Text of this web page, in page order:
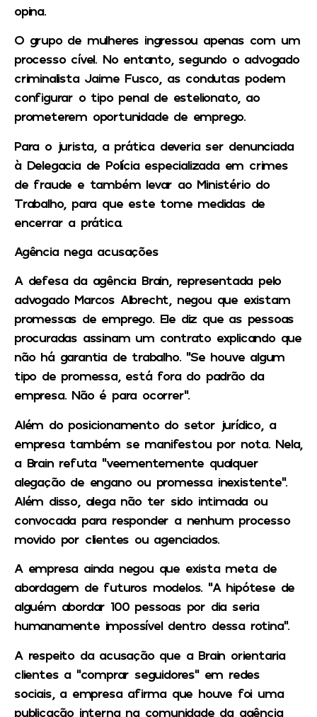
opina.
O grupo de mulheres ingressou apenas com um
processo cível. No entanto, segundo o advogado
criminalista Jaime Fusco, as condutas podem
configurar o tipo penal de estelionato, ao
prometerem oportunidade de emprego.
Para o jurista, a prática deveria ser denunciada
à Delegacia de Polícia especializada em crimes
de fraude e também levar ao Ministério do
Trabalho, para que este tome medidas de
encerrar a prática.
Agência nega acusações
A defesa da agência Brain, representada pelo
advogado Marcos Albrecht, negou que existam
promessas de emprego. Ele diz que as pessoas
procuradas assinam um contrato explicando que
não há garantia de trabalho. “Se houve algum
tipo de promessa, está fora do padrão da
empresa. Não é para ocorrer”.
Além do posicionamento do setor jurídico, a
empresa também se manifestou por nota. Nela,
a Brain refuta “veementemente qualquer
alegação de engano ou promessa inexistente”.
Além disso, alega não ter sido intimada ou
convocada para responder a nenhum processo
movido por clientes ou agenciados.
A empresa ainda negou que exista meta de
abordagem de futuros modelos. “A hipótese de
alguém abordar 100 pessoas por dia seria
humanamente impossível dentro dessa rotina”.
A respeito da acusação que a Brain orientaria
clientes a “comprar seguidores” em redes
sociais, a empresa afirma que houve foi uma
publicação interna na comunidade da agência